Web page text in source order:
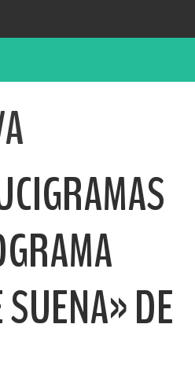
INICIO
BIO
PUBLICACIONES
CONGRESOS
PASATIEMPOS
DE